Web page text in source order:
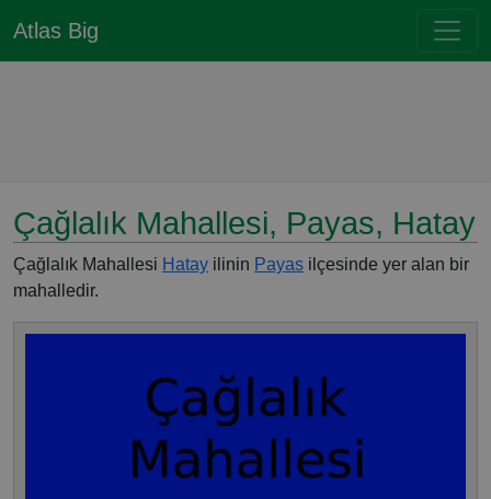
Atlas Big
Çağlalık Mahallesi, Payas, Hatay
Çağlalık Mahallesi Hatay ilinin Payas ilçesinde yer alan bir
mahalledir.